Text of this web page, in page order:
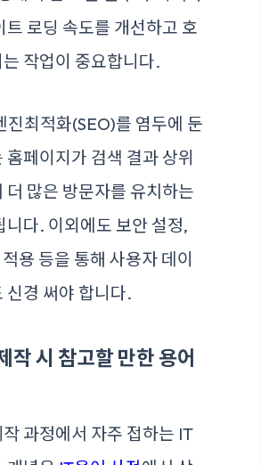
트 로딩 속도를 개선하고 호
작업이 중요합니다.
진최적화(SEO)를 염두에 둔
홈페이지가 검색 결과 상위
더 많은 방문자를 유치하는
니다. 이외에도 보안 설정,
용 등을 통해 사용자 데이
신경 써야 합니다.
작 시 참고할 만한 용어
과정에서 자주 접하는 IT